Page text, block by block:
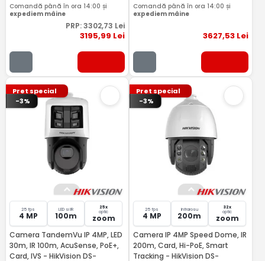
Comandă până în ora 14:00 și
expediem mâine
PRP:3302,73 Lei
3195,99 Lei
Comandă până în ora 14:00 și
expediem mâine
3627,53 Lei
Pret special
-3%
25 fps
4 MP
LED si IR
100m
25x
optic
zoom
Camera TandemVu IP 4MP, LED
30m, IR 100m, AcuSense, PoE+,
Card, IVS - HikVision DS-
Pret special
-3%
25 fps
4 MP
Infrarosu
200m
32x
optic
zoom
Camera IP 4MP Speed Dome, IR
200m, Card, Hi-PoE, Smart
Tracking - HikVision DS-